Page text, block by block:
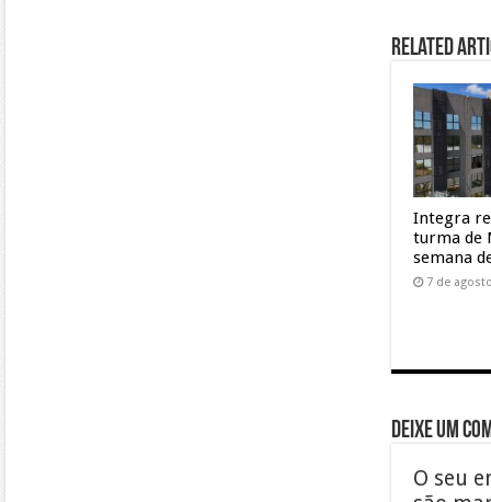
Related
Integra
turma de
semana
7 de
Deixe um
O seu